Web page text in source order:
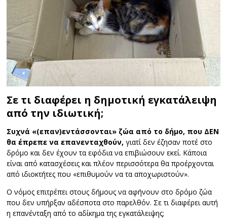
Σε τι διαφέρει η δημοτική εγκατάλειψη
από την ιδιωτική;
Συχνά «(επαν)εντάσσονται» ζώα από το δήμο, που ΔΕΝ
θα έπρεπε να επανενταχθούν, γιατί δεν έζησαν ποτέ στο
δρόμο και δεν έχουν τα εφόδια να επιβιώσουν εκεί. Κάποια
είναι από κατασχέσεις και πλέον περισσότερα θα προέρχονται
από ιδιοκτήτες που «επιθυμούν να τα αποχωριστούν».
Ο νόμος επιτρέπει στους δήμους να αφήνουν στο δρόμο ζώα
που δεν υπήρξαν αδέσποτα στο παρελθόν. Σε τι διαφέρει αυτή
η επανένταξη από το αδίκημα της εγκατάλειψης;